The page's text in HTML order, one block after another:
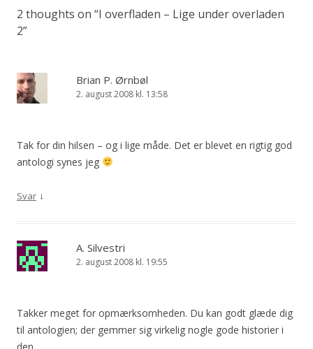
2 thoughts on “I overfladen – Lige under overladen
2”
Brian P. Ørnbøl
2. august 2008 kl. 13:58
Tak for din hilsen – og i lige måde. Det er blevet en rigtig god
antologi synes jeg
Svar ↓
A. Silvestri
2. august 2008 kl. 19:55
Takker meget for opmærksomheden. Du kan godt glæde dig
til antologien; der gemmer sig virkelig nogle gode historier i